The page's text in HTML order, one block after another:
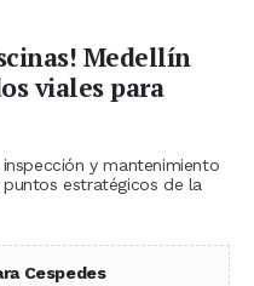
Medellín
viales para
y mantenimiento
estratégicos de la
Cespedes